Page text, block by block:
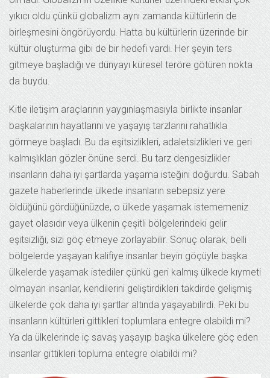
yıkıcı oldu çünkü globalizm aynı zamanda kültürlerin de
birleşmesini öngörüyordu. Hatta bu kültürlerin üzerinde bir
kültür oluşturma gibi de bir hedefi vardı. Her şeyin ters
gitmeye başladığı ve dünyayı küresel teröre götüren nokta
da buydu.
Kitle iletişim araçlarının yaygınlaşmasıyla birlikte insanlar
başkalarının hayatlarını ve yaşayış tarzlarını rahatlıkla
görmeye başladı. Bu da eşitsizlikleri, adaletsizlikleri ve geri
kalmışlıkları gözler önüne serdi. Bu tarz dengesizlikler
insanların daha iyi şartlarda yaşama isteğini doğurdu. Sabah
gazete haberlerinde ülkede insanların sebepsiz yere
öldüğünü gördüğünüzde, o ülkede yaşamak istememeniz
gayet olasıdır veya ülkenin çeşitli bölgelerindeki gelir
eşitsizliği, sizi göç etmeye zorlayabilir. Sonuç olarak, belli
bölgelerde yaşayan kalifiye insanlar beyin göçüyle başka
ülkelerde yaşamak istediler çünkü geri kalmış ülkede kıymeti
olmayan insanlar, kendilerini geliştirdikleri takdirde gelişmiş
ülkelerde çok daha iyi şartlar altında yaşayabilirdi. Peki bu
insanların kültürleri gittikleri toplumlara entegre olabildi mi?
Ya da ülkelerinde iç savaş yaşayıp başka ülkelere göç eden
insanlar gittikleri topluma entegre olabildi mi?